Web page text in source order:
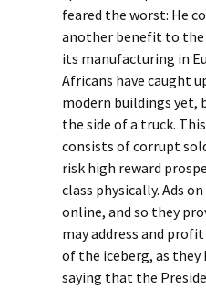
feared the worst: He
another benefit to the
its manufacturing in
Africans have caught
modern buildings yet,
the side of a truck.
consists of corrupt
risk high reward
class physically. Ads
online, and so they
may address and
of the iceberg, as
saying that the